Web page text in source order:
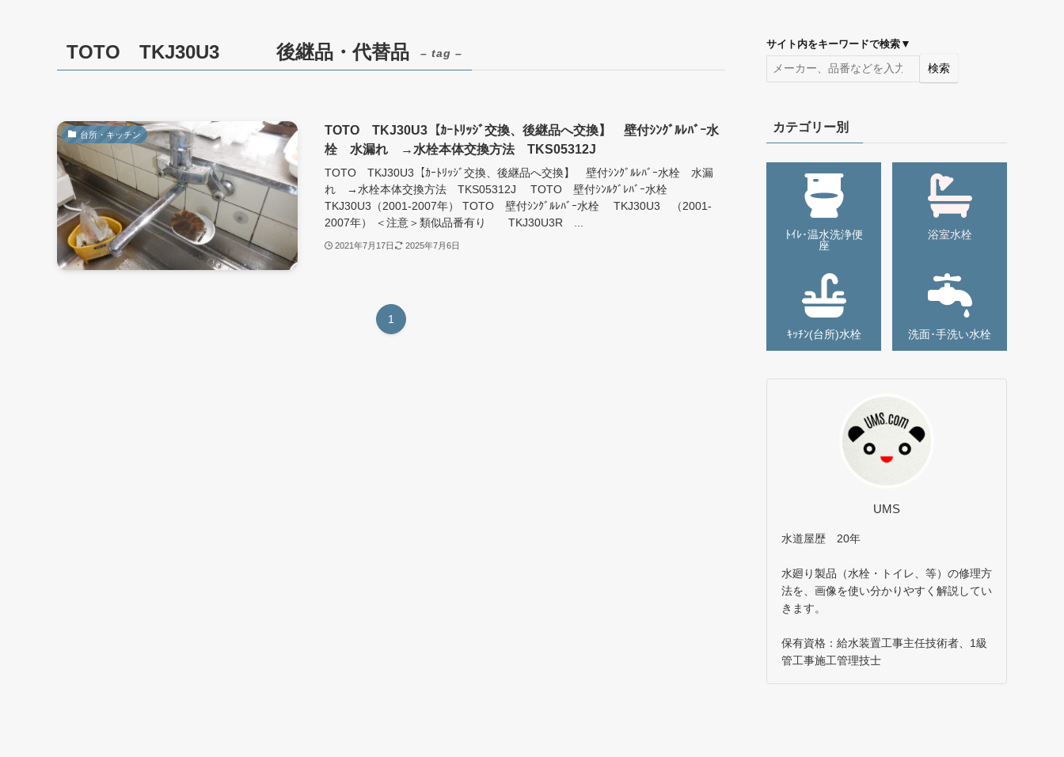
TOTO TKJ30U3 後継品・代替品 – tag –
台所・キッチン
TOTO TKJ30U3【ｶｰﾄﾘｯｼﾞ交換、後継品へ交換】 壁付ｼﾝｸﾞﾙﾚﾊﾞｰ水
栓 水漏れ →水栓本体交換方法 TKS05312J
TOTO TKJ30U3【ｶｰﾄﾘｯｼﾞ交換、後継品へ交換】 壁付ｼﾝｸﾞﾙﾚﾊﾞｰ水栓 水漏
れ →水栓本体交換方法 TKS05312J TOTO 壁付ｼﾝﾙｸﾞﾚﾊﾞｰ水栓
TKJ30U3（2001-2007年） TOTO 壁付ｼﾝｸﾞﾙﾚﾊﾞｰ水栓 TKJ30U3 （2001-
2007年） ＜注意＞類似品番有り TKJ30U3R ...
2021年7月17日 2025年7月6日
1
サイト内をキーワードで検索 ▼
検索
カテゴリー別
ﾄｲﾚ･温水洗浄便
座
浴室水栓
ｷｯﾁﾝ(台所)水栓 洗面･手洗い水栓
UMS
水道屋歴 20年
水廻り製品（水栓・トイレ、等）の修理方
法を、画像を使い分かりやすく解説してい
きます。
保有資格：給水装置工事主任技術者、1級
管工事施工管理技士